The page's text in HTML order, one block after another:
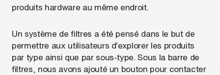
produits hardware au même endroit.
Un système de filtres a été pensé dans le but de
permettre aux utilisateurs d’explorer les produits
par type ainsi que par sous-type. Sous la barre de
filtres, nous avons ajouté un bouton pour contacter